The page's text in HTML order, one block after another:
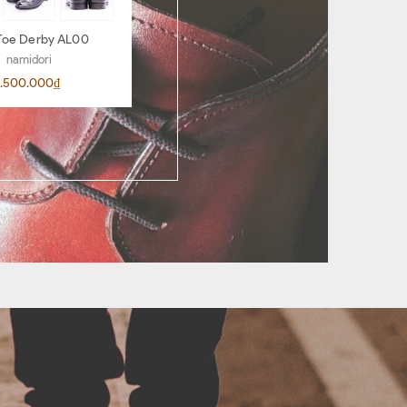
Derby AL00
namidori
Penny Loafer AR06
namidori
4.500.000₫